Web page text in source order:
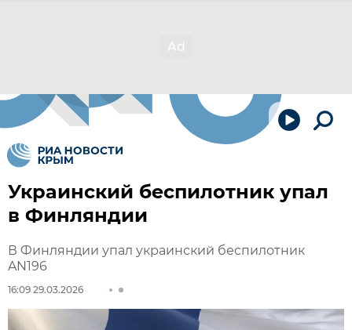
Украинский беспилотник упал
в Финляндии
В Финляндии упал украинский беспилотник
AN196
16:09 29.03.2026